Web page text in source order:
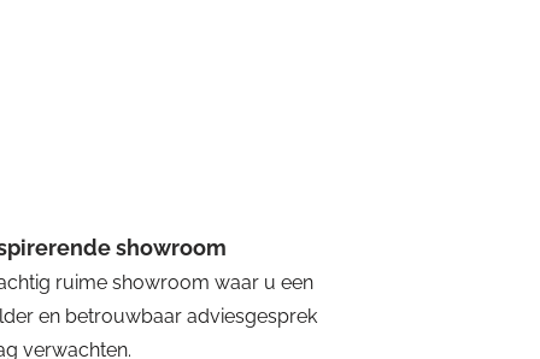
showroom
ruime showroom waar u een
en betrouwbaar adviesgesprek
verwachten.